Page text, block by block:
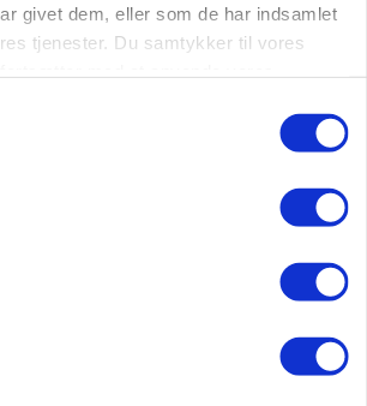
givet dem, eller som de har indsamlet
tjenester. Du samtykker til vores
/ håndmand søges til
06. aug.
søges til Henrik Haves